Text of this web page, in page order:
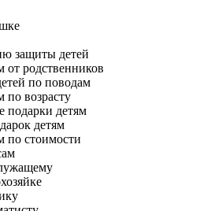
защиты детей
от родственников
по поводам
по возрасту
подарки детям
детям
по стоимости